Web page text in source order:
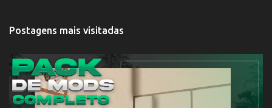
s
Postagens mais visitadas